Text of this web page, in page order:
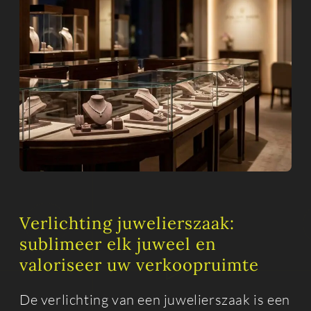
Verlichting juwelierszaak:
sublimeer elk juweel en
valoriseer uw verkoopruimte
De verlichting van een juwelierszaak is een